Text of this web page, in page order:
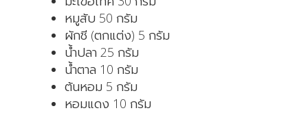
หมูสับ 50 กรัม
ผักชี (ตกแต่ง) 5 กรัม
น้ำปลา 25 กรัม
น้ำตาล 10 กรัม
ต้นหอม 5 กรัม
หอมแดง 10 กรัม